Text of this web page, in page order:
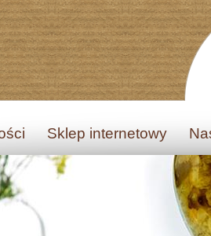
Sklep internetowy